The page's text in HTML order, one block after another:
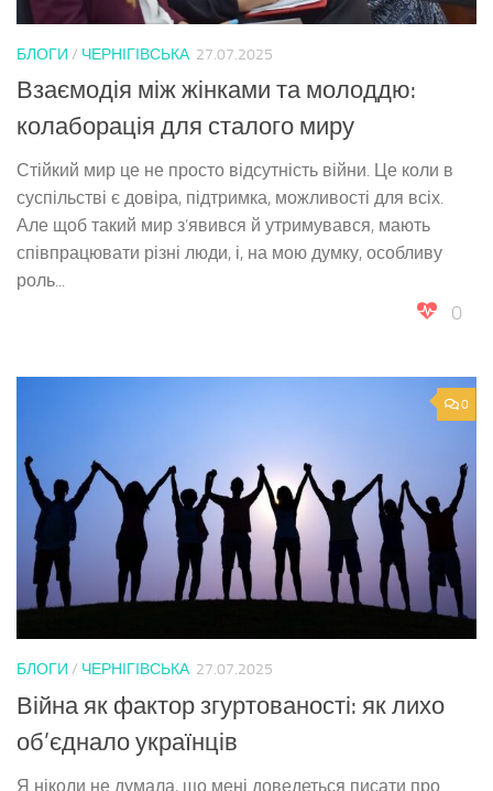
БЛОГИ / ЧЕРНІГІВСЬКА 27.07.2025
Взаємодія між жінками та молоддю:
колаборація для сталого миру
Стійкий мир це не просто відсутність війни. Це коли в
суспільстві є довіра, підтримка, можливості для всіх.
Але щоб такий мир з’явився й утримувався, мають
співпрацювати різні люди, і, на мою думку, особливу
роль...
0
0
БЛОГИ / ЧЕРНІГІВСЬКА 27.07.2025
Війна як фактор згуртованості: як лихо
об’єднало українців
Я ніколи не думала, що мені доведеться писати про